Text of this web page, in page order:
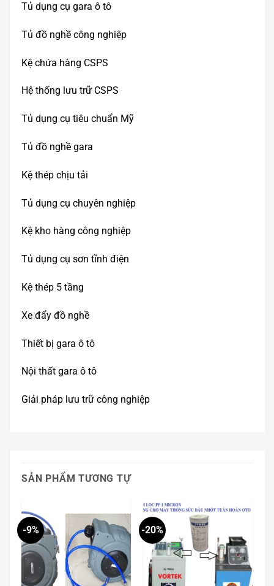
Tủ dụng cụ gara ô tô
Tủ đồ nghề công nghiệp
Kệ chứa hàng CSPS
Hệ thống lưu trữ CSPS
Tủ dụng cụ tiêu chuẩn Mỹ
Tủ đồ nghề gara
Kệ thép chịu tải
Tủ dụng cụ chuyên nghiệp
Kệ kho hàng công nghiệp
Tủ dụng cụ sơn tĩnh điện
Kệ thép 5 tầng
Xe đẩy đồ nghề
Thiết bị gara ô tô
Nội thất gara ô tô
Giải pháp lưu trữ công nghiệp
SẢN PHẨM TƯƠNG TỰ
-9% -20%